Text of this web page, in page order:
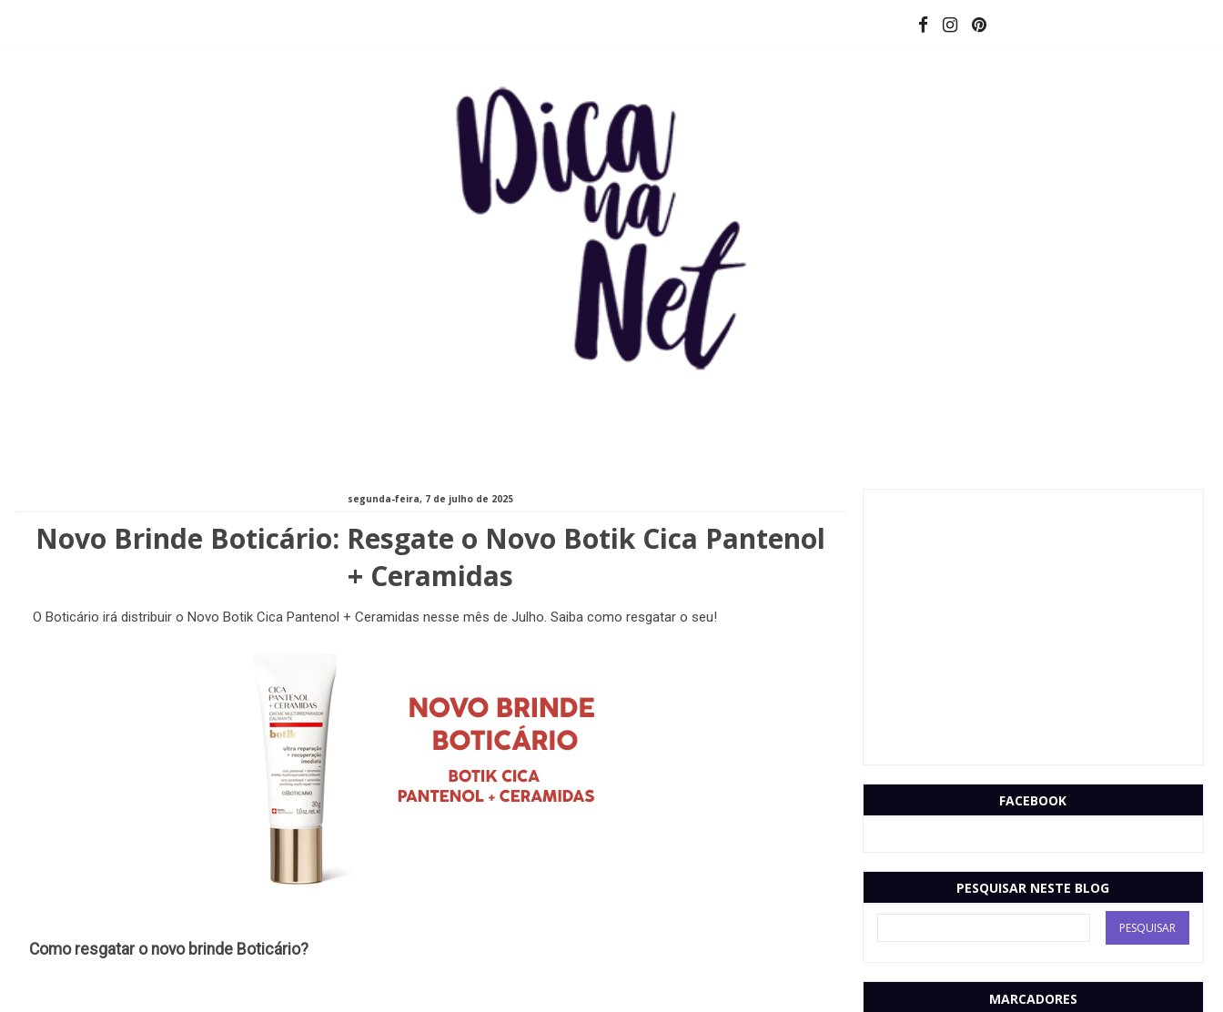
segunda-feira, 7 de julho de 2025
Novo Brinde Boticário: Resgate o Novo Botik Cica Pantenol
+ Ceramidas
O Boticário irá distribuir o Novo Botik Cica Pantenol + Ceramidas nesse mês de Julho. Saiba como resgatar o seu!
Como resgatar o novo brinde Boticário?
FACEBOOK
PESQUISAR NESTE BLOG
MARCADORES